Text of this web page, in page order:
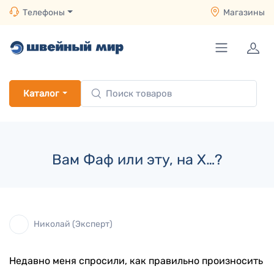
Телефоны Магазины
Каталог
Вам Фаф или эту, на Х…?
Николай (Эксперт)
Недавно меня спросили, как правильно произносить